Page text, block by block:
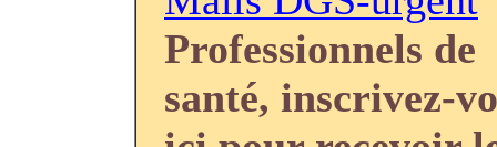
Professionnels de
santé, inscrivez-